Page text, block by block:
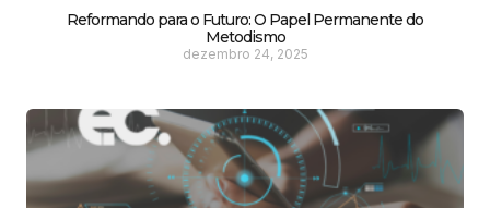
Reformando para o Futuro: O Papel Permanente do
Metodismo
dezembro 24, 2025